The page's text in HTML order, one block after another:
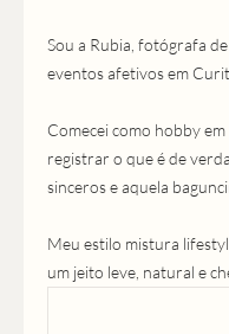
Sou a Rubia, fotógrafa
eventos afetivos em
Comecei como hobby
registrar o que é de
sinceros e aquela
Meu estilo mistura
um jeito leve, natural e